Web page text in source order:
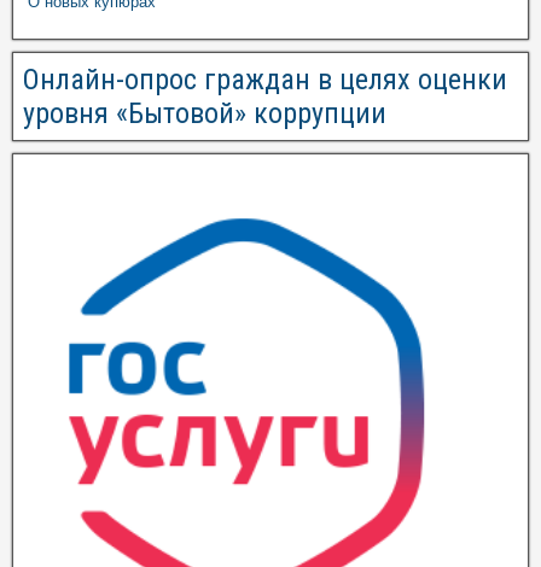
Онлайн-опрос граждан в целях оценки
уровня «Бытовой» коррупции